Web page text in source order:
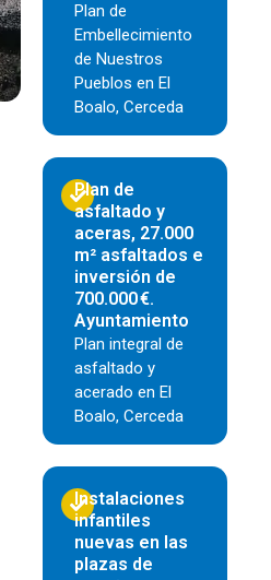
Plan de
Embellecimiento
de Nuestros
Pueblos en El
Boalo, Cerceda
Plan de
asfaltado y
aceras, 27.000
m² asfaltados e
inversión de
700.000 €.
Ayuntamiento
Plan integral de
asfaltado y
acerado en El
Boalo, Cerceda
Instalaciones
infantiles
nuevas en las
plazas de